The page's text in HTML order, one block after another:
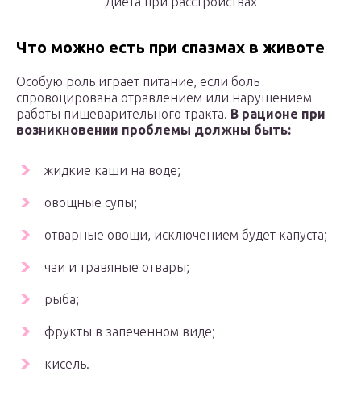
Что можно есть при спазмах в животе
Особую роль играет питание, если боль
спровоцирована отравлением или нарушением
работы пищеварительного тракта. В рационе при
возникновении проблемы должны быть:
жидкие каши на воде;
овощные супы;
отварные овощи, исключением будет капуста;
чаи и травяные отвары;
рыба;
фрукты в запеченном виде;
кисель.